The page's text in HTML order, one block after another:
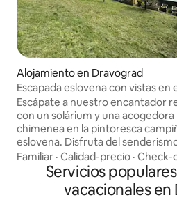
Alojamiento en Dravograd
Escapada eslovena con vistas en
corazón de la ciudad
Escápate a nuestro encantador
con un solárium y una acogedora
chimenea en la pintoresca
eslovena. Disfruta del
ciclismo y la pesca a la vuelta de la
esquina. El sendero para
por la casa, ideal para los ciclistas
exploran el río Drava. El parque
Familiar · Calidad-precio · Check-
Servicios
vacacionales